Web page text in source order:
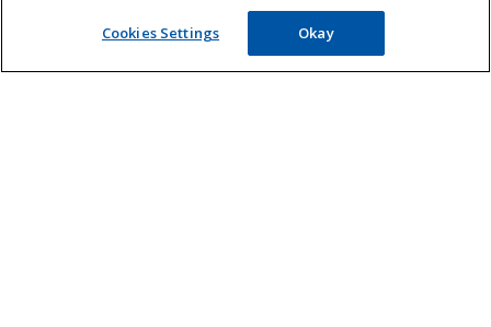
KLIK HIER voor de
hooikoortsverwachting
Cookies Settings Okay